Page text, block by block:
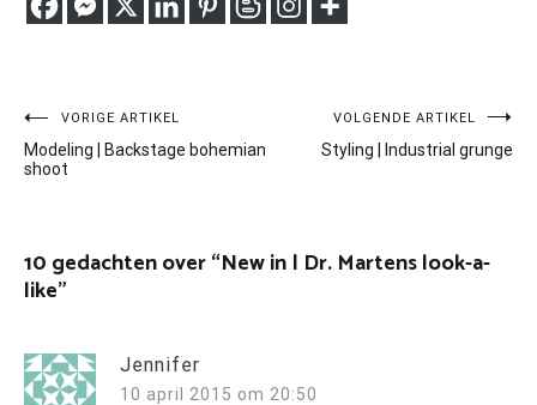
Bericht
navigatie
VORIGE ARTIKEL
Modeling | Backstage bohemian
shoot
VOLGENDE ARTIKEL
Styling | Industrial grunge
10 gedachten over “New in | Dr. Martens look-a-
like”
Jennifer
10 april 2015 om 20:50